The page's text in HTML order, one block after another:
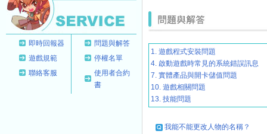
即時回報器
遊戲規範
聯絡客服
問題與解答
停權名單
使用者合約
書
1. 遊戲程式安裝問題
4. 啟動遊戲時常見的系統錯誤訊息
7. 實體產品與開卡儲值問題
10. 遊戲相關問題
13. 技能問題
我能不能更改人物的名稱？